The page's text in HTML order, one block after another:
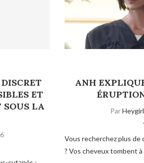
ET
SOUS LA
ANH
Par
Vous recherchez plus
? Vos cheveux tombent